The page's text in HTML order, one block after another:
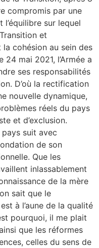
compromis par une
sur lequel
et
cohésion au sein des
24 mai 2021, l’Armée a
ses responsabilités
D’où la rectification
nouvelle dynamique,
réels du pays
et d’exclusion.
suit avec
de son
Que les
inlassablement
de la mère
sait que le
à l’aune de la qualité
pourquoi, il me plait
que les réformes
celles du sens de